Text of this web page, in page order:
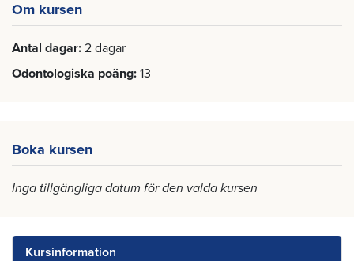
Om kursen
Antal dagar 2 dagar
Odontologiska poäng 13
Boka kursen
Inga tillgängliga datum för den valda kursen
Kursinformation